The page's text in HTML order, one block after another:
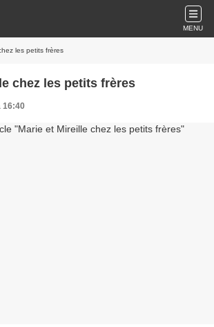
MENU
les petits frères
chez les petits frères
16:40